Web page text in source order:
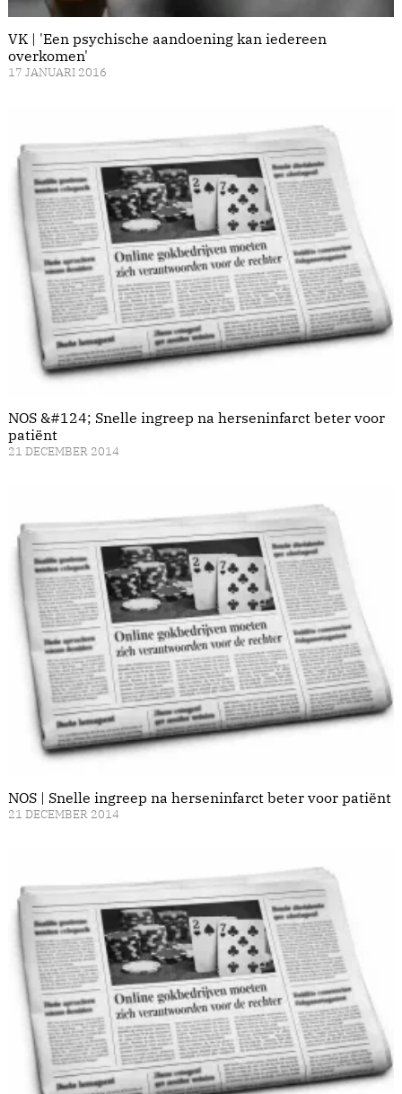
VK | 'Een psychische aandoening kan iedereen
overkomen'
17 JANUARI 2016
NOS &#124; Snelle ingreep na herseninfarct beter voor
patiënt
21 DECEMBER 2014
NOS | Snelle ingreep na herseninfarct beter voor patiënt
21 DECEMBER 2014